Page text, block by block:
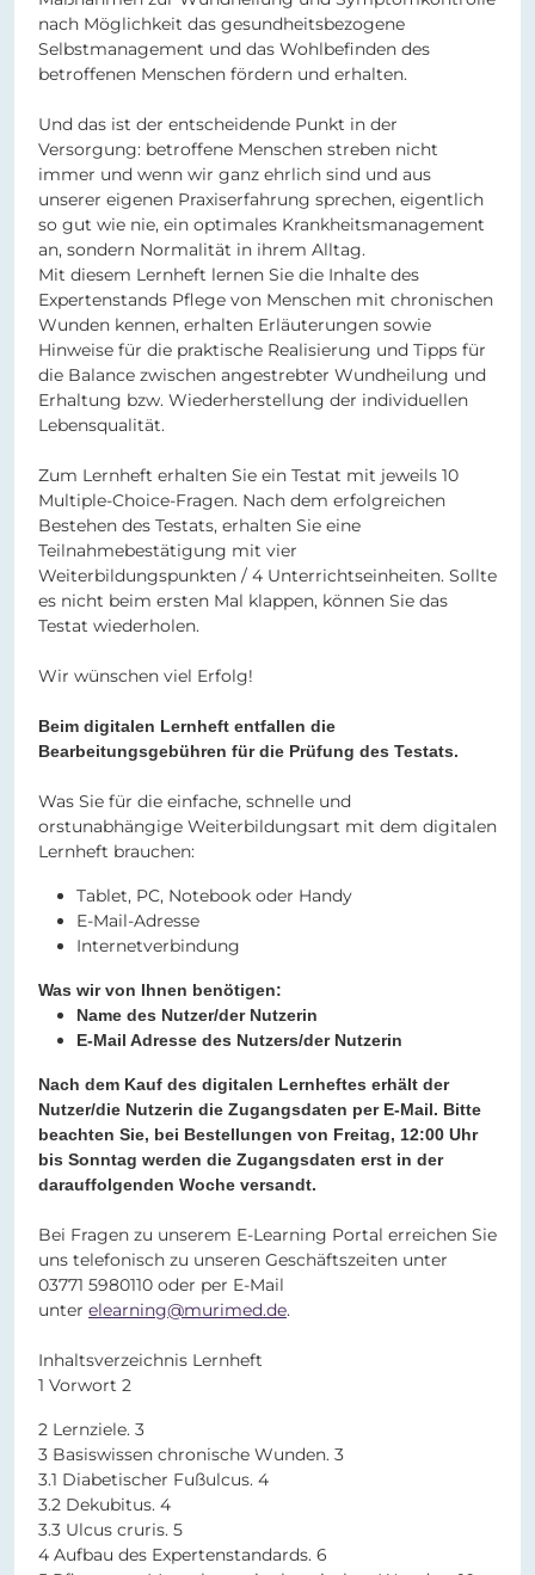
nach Möglichkeit das gesundheitsbezogene
Selbstmanagement und das Wohlbefinden des
betroffenen Menschen fördern und erhalten.
Und das ist der entscheidende Punkt in der
Versorgung: betroffene Menschen streben nicht
immer und wenn wir ganz ehrlich sind und aus
unserer eigenen Praxiserfahrung sprechen, eigentlich
so gut wie nie, ein optimales Krankheitsmanagement
an, sondern Normalität in ihrem Alltag.
Mit diesem Lernheft lernen Sie die Inhalte des
Expertenstands Pflege von Menschen mit chronischen
Wunden kennen, erhalten Erläuterungen sowie
Hinweise für die praktische Realisierung und Tipps für
die Balance zwischen angestrebter Wundheilung und
Erhaltung bzw. Wiederherstellung der individuellen
Lebensqualität.
Zum Lernheft erhalten Sie ein Testat mit jeweils 10
Multiple-Choice-Fragen. Nach dem erfolgreichen
Bestehen des Testats, erhalten Sie eine
Teilnahmebestätigung mit vier
Weiterbildungspunkten / 4 Unterrichtseinheiten. Sollte
es nicht beim ersten Mal klappen, können Sie das
Testat wiederholen.
Wir wünschen viel Erfolg!
Beim digitalen Lernheft entfallen die
Bearbeitungsgebühren für die Prüfung des Testats.
Was Sie für die einfache, schnelle und
orstunabhängige Weiterbildungsart mit dem digitalen
Lernheft brauchen:
Tablet, PC, Notebook oder Handy
E-Mail-Adresse
Internetverbindung
Was wir von Ihnen benötigen:
Name des Nutzer/der Nutzerin
E-Mail Adresse des Nutzers/der Nutzerin
Nach dem Kauf des digitalen Lernheftes erhält der
Nutzer/die Nutzerin die Zugangsdaten per E-Mail. Bitte
beachten Sie, bei Bestellungen von Freitag, 12:00 Uhr
bis Sonntag werden die Zugangsdaten erst in der
darauffolgenden Woche versandt.
Bei Fragen zu unserem E-Learning Portal erreichen Sie
uns telefonisch zu unseren Geschäftszeiten unter
03771 5980110 oder per E-Mail
unter elearning@murimed.de.
Inhaltsverzeichnis Lernheft
1 Vorwort 2
2 Lernziele. 3
3 Basiswissen chronische Wunden. 3
3.1 Diabetischer Fußulcus. 4
3.2 Dekubitus. 4
3.3 Ulcus cruris. 5
4 Aufbau des Expertenstandards. 6